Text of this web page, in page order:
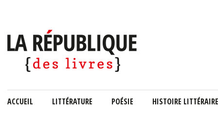
ACCUEIL LITTÉRATURE POÉSIE HISTOIRE LITTÉRAIRE